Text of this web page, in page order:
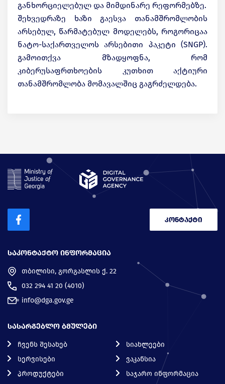
განხორციელებულ და მიმდინარე რეფორმებზე.
შეხვედრაზე ხაზი გაესვა თანამშრომლობის
არსებულ, წარმატებულ მოდელებს, როგორიცაა
ნატო-საქართველოს არსებითი პაკეტი (SNGP).
გამოითქვა მზადყოფნა, რომ
კიბერუსაფრთხოების კუთხით აქტიური
თანამშრომლობა მომავალშიც გაგრძელდება.
ᲡᲐᲙᲝᲜᲢᲐᲥᲢᲝ ᲘᲜᲤᲝᲠᲛᲐᲪᲘᲐ
თბილისი, გორგასლის ქ. 22
032 294 41 20 (4010)
info@dga.gov.ge
კონტაქტი
ᲡᲐᲡᲐᲠᲒᲔᲑᲚᲝ ᲑᲛᲣᲚᲔᲑᲘ
ჩვენს შესახებ
სერვისები
პროდუქტები
სიახლეები
ვაკანსია
საჯარო ინფორმაცია